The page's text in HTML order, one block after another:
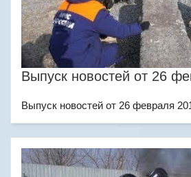
Выпуск новостей от 26
Выпуск новостей от 26 февраля